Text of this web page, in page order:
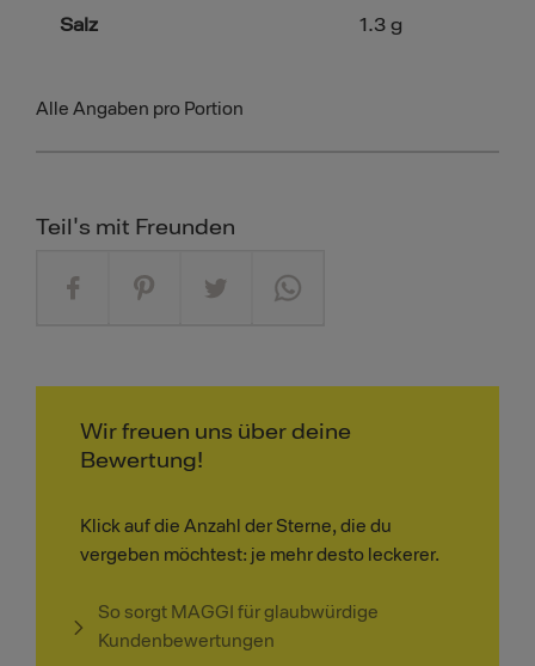
Salz 1.3 g
Alle Angaben pro Portion
Teil's mit Freunden
Wir freuen uns über deine
Bewertung!
Klick auf die Anzahl der Sterne, die du
vergeben möchtest: je mehr desto leckerer.
So sorgt MAGGI für glaubwürdige
Kundenbewertungen